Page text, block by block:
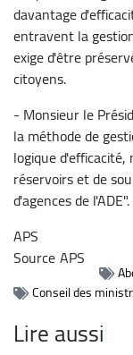
davantage
entravent la
exige d'être
citoyens.
- Monsieur le
la méthode de
logique
réservoirs et de
d'agences de l'ADE".
APS
SourceAPS
Conseil des
Lire aussi